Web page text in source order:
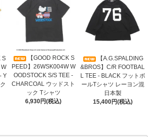
S
W
Y
【GOOD ROCK S
PEED】26WSK004W W
OODSTOCK S/S TEE -
CHARCOAL ウッドスト
ック Tシャツ
6,930円(税込)
【A.G.SPALDING
&BROS】C/R FOOTBAL
L TEE - BLACK フットボ
ールTシャツ レーヨン混
日本製
15,400円(税込)